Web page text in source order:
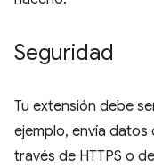
Seguridad
Tu extensión debe
ejemplo, envía
través de HTTPS o